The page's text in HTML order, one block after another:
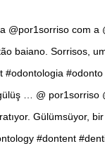
com a
baiano. Sorrisos,
#odonto
… @ por1sorriso
Gülümsüyor,
#dontent